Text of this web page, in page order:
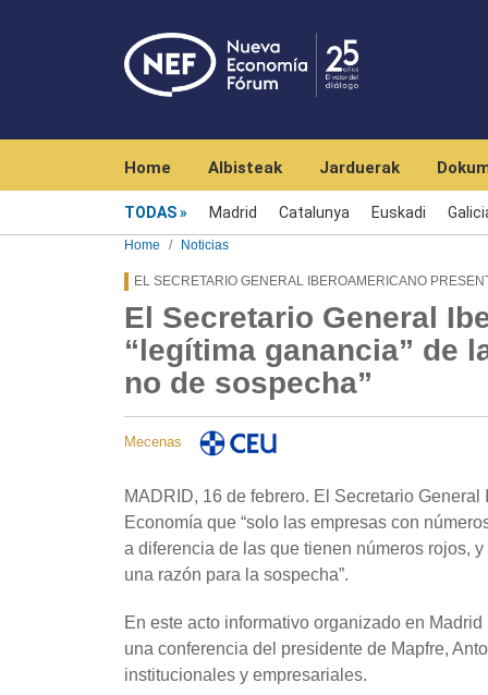
Home Albisteak Jarduerak
TODAS Madrid Catalunya Euskadi
Home Noticias
EL SECRETARIO GENERAL IBEROAMERICANO
El Secretario General
“legítima ganancia” de
no de sospecha”
Mecenas
MADRID, 16 de febrero. El Secretario
Economía que “solo las empresas con
a diferencia de las que tienen números rojos,
una razón para la sospecha”.
En este acto informativo organizado en
una conferencia del presidente de Mapfre,
institucionales y empresariales.